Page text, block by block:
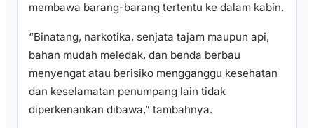
membawa barang-barang tertentu ke dalam kabin.
“Binatang, narkotika, senjata tajam maupun api,
bahan mudah meledak, dan benda berbau
menyengat atau berisiko mengganggu kesehatan
dan keselamatan penumpang lain tidak
diperkenankan dibawa,” tambahnya.